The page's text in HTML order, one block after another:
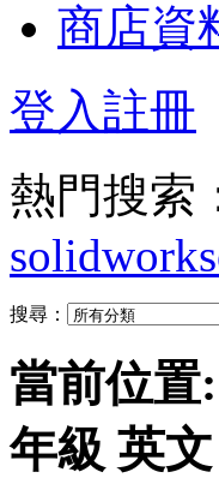
商店資
登入註冊
熱門搜索
solidworks
搜尋：
當前位置:
年級 英